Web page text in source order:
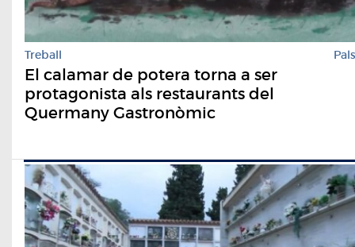
Treball Pals
El calamar de potera torna a ser
protagonista als restaurants del
Quermany Gastronòmic